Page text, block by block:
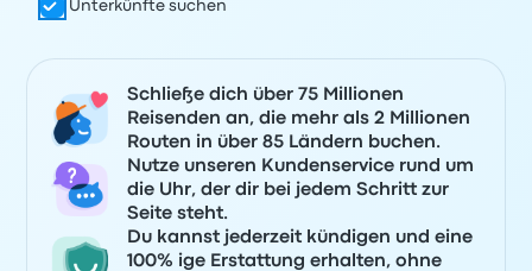
Unterkünfte suchen
Schließe dich über 75 Millionen
Reisenden an, die mehr als 2 Millionen
Routen in über 85 Ländern buchen.
Nutze unseren Kundenservice rund um
die Uhr, der dir bei jedem Schritt zur
Seite steht.
Du kannst jederzeit kündigen und eine
100% ige Erstattung erhalten, ohne